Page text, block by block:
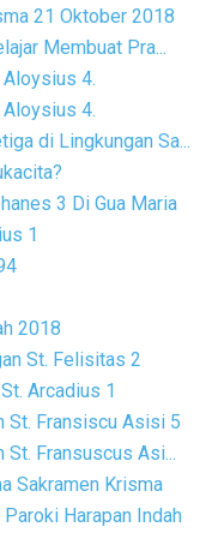
21 Oktober 2018
Membuat Pra...
4.
4.
di Lingkungan Sa...
3 Di Gua Maria
1
2018
St. Felisitas 2
Arcadius 1
St. Fransiscu Asisi 5
Fransuscus Asi...
Sakramen Krisma
Harapan Indah